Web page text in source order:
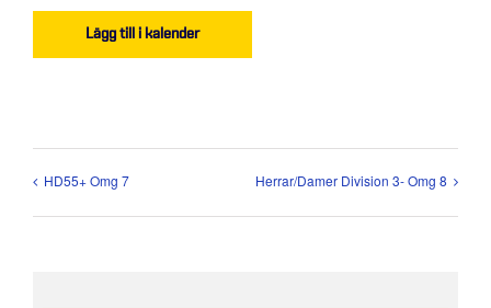
Lägg till i kalender
HD55+ Omg 7 Herrar/Damer Division 3- Omg 8